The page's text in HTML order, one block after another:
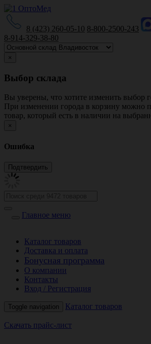
8 (423) 260-05-10 8-800-2500-243
8-914-329-38-80
×
Выбор склада
Вы уверены, что хотите изменить выбор
При изменении города в корзину можно
товар, который есть в наличии на
×
Ошибка
Главное меню
Каталог товаров
Доставка и оплата
Бонусная программа
О компании
Контакты
Вход / Регистрация
Toggle navigation Каталог товаров
Скачать прайс-лист